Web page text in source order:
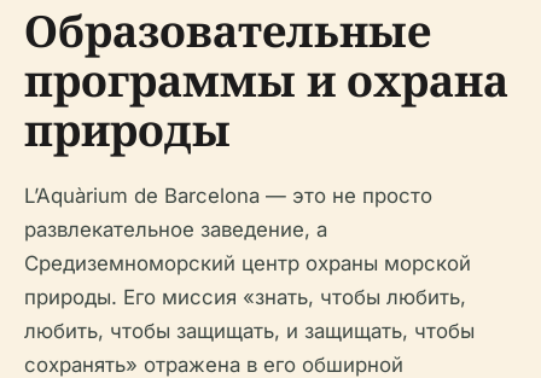
Образовательные
программы и охрана
природы
L’Aquàrium de Barcelona — это не просто
развлекательное заведение, а
Средиземноморский центр охраны морской
природы. Его миссия «знать, чтобы любить,
любить, чтобы защищать, и защищать, чтобы
сохранять» отражена в его обширной